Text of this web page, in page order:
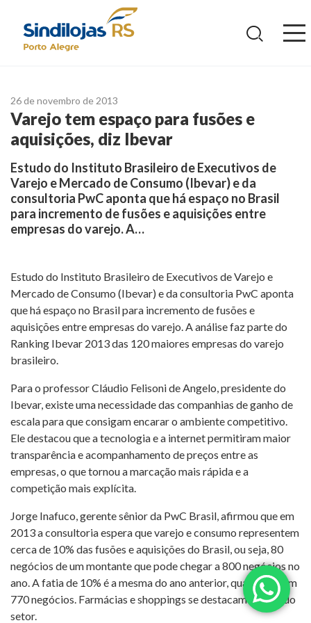
26 de novembro de 2013
Varejo tem espaço para fusões e
aquisições, diz Ibevar
Estudo do Instituto Brasileiro de Executivos de
Varejo e Mercado de Consumo (Ibevar) e da
consultoria PwC aponta que há espaço no Brasil
para incremento de fusões e aquisições entre
empresas do varejo. A…
Estudo do Instituto Brasileiro de Executivos de Varejo e
Mercado de Consumo (Ibevar) e da consultoria PwC aponta
que há espaço no Brasil para incremento de fusões e
aquisições entre empresas do varejo. A análise faz parte do
Ranking Ibevar 2013 das 120 maiores empresas do varejo
brasileiro.
Para o professor Cláudio Felisoni de Angelo, presidente do
Ibevar, existe uma necessidade das companhias de ganho de
escala para que consigam encarar o ambiente competitivo.
Ele destacou que a tecnologia e a internet permitiram maior
transparência e acompanhamento de preços entre as
empresas, o que tornou a marcação mais rápida e a
competição mais explícita.
Jorge Inafuco, gerente sênior da PwC Brasil, afirmou que em
2013 a consultoria espera que varejo e consumo representem
cerca de 10% das fusões e aquisições do Brasil, ou seja, 80
negócios de um montante que pode chegar a 800 negócios no
ano. A fatia de 10% é a mesma do ano anterior, quando foram
770 negócios. Farmácias e shoppings se destacam dentro do
setor.